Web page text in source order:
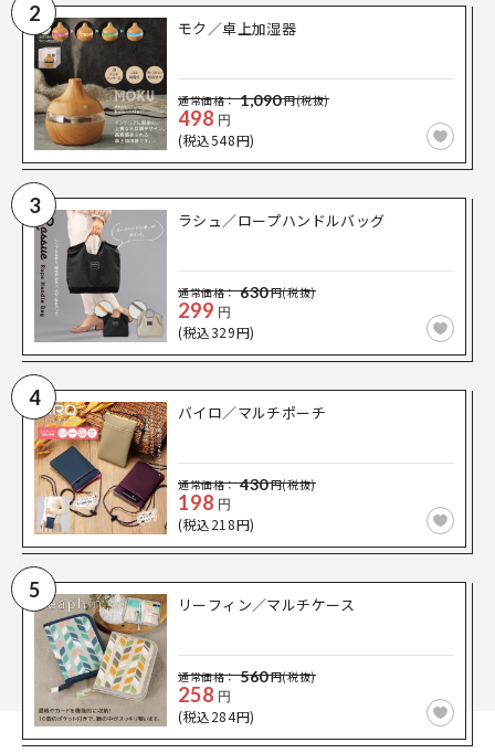
2
モク／卓上加湿器
通常価格： 1,090円(税抜)
498 円
(税込548円)
3
ラシュ／ロープハンドルバッグ
通常価格： 630円(税抜)
299 円
(税込329円)
4
バイロ／マルチポーチ
通常価格： 430円(税抜)
198 円
(税込218円)
5
リーフィン／マルチケース
通常価格： 560円(税抜)
258 円
(税込284円)